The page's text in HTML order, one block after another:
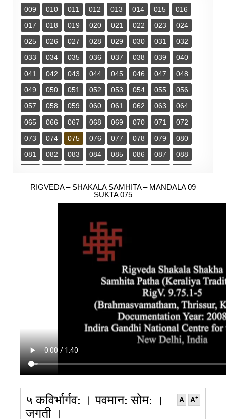
009
010 011 012 013 014 015
016
017
018 019 020 021 022 023
024
025
026 027 028 029 030 031
032
033
034 035 036 037 038 039
040
041
042 043 044 045 046 047
048
049
050 051 052 053 054 055
056
057
058 059 060 061 062 063
064
065
066 067 068 069 070 071
072
073
074 075 076 077 078 079
080
081
082 083 084 085 086 087
088
097
098 099 100 101 102 103
104
107 108 109 110 111
112
RIGVEDA – SHAKALA SAMHITA – MANDALA 09
SUKTA 075
A A+
५ कविर्भार्गव: । पवमान: सोम: ।
जगती ।